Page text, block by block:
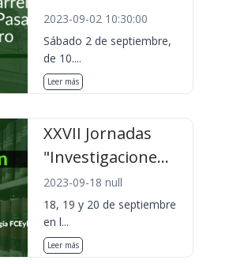
2023-09-02 10:30:00
Sábado 2 de septiembre,
de 10....
Leer más
XXVII Jornadas
"Investigacione...
2023-09-18 null
18, 19 y 20 de septiembre
en l...
Leer más